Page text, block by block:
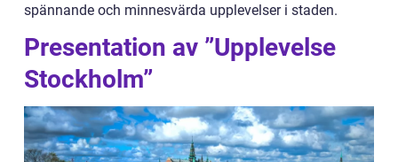
spännande och minnesvärda upplevelser i staden.
Presentation av ”Upplevelse
Stockholm”